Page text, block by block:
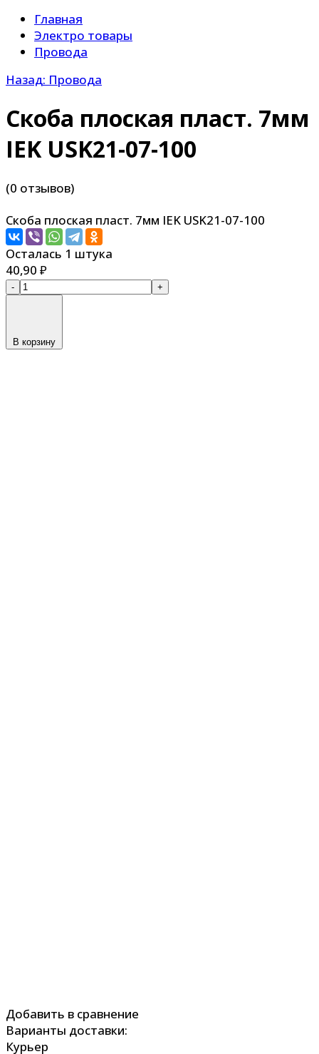
Главная
Электро товары
Провода
Назад: Провода
Скоба плоская пласт. 7мм
IEK USK21-07-100
(0 отзывов)
Скоба плоская пласт. 7мм IEK USK21-07-100
Осталась 1 штука
40,90 ₽
- +
В корзину
Добавить в сравнение
Варианты доставки:
Курьер